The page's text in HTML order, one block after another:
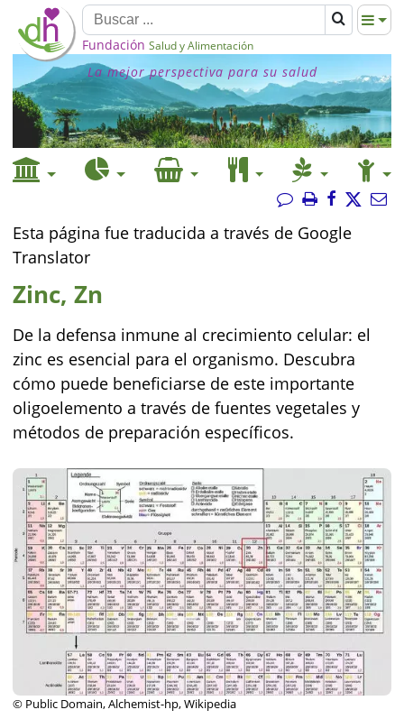
Fundación Salud y Alimentación
La mejor perspectiva para su salud
Esta página fue traducida a través de Google
Translator
Zinc, Zn
De la defensa inmune al crecimiento celular: el
zinc es esencial para el organismo. Descubra
cómo puede beneficiarse de este importante
oligoelemento a través de fuentes vegetales y
métodos de preparación específicos.
© Public Domain, Alchemist-hp, Wikipedia